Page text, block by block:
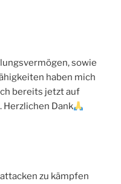
sowie
haben mich
bereits jetzt auf
Herzlichen Dank
zu kämpfen